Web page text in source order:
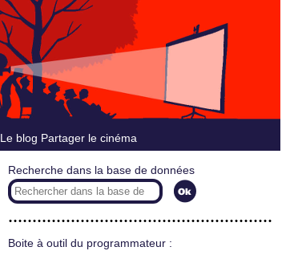
Le blog Partager le cinéma
Recherche dans la base de données
Boite à outil du programmateur :